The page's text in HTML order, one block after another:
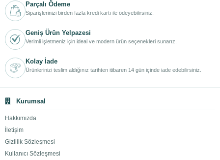
Parçalı Ödeme
Siparişlerinizi birden fazla kredi kartı ile ödeyebilirsiniz.
Geniş Ürün Yelpazesi
Verimli işletmeniz için ideal ve modern ürün seçenekleri sunarız.
Kolay İade
Ürünlerinizi teslim aldığınız tarihten itibaren 14 gün içinde iade edebilirsiniz.
Kurumsal
Hakkımızda
İletişim
Gizlilik Sözleşmesi
Kullanıcı Sözleşmesi